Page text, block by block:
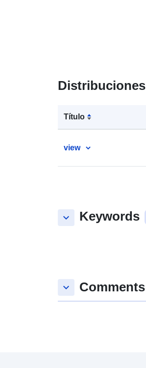
Distribuciones
Título
view
keyboard_arrow_down Keywords
keyboard_arrow_down Comments